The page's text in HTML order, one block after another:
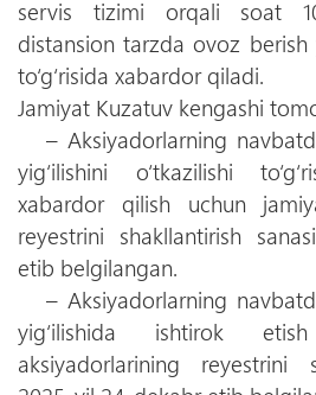
servis tizimi orqali soat
distansion tarzda ovoz berish
to‘g‘risida xabardor qiladi.
Jamiyat Kuzatuv kengashi
– Aksiyadorlarning
yig‘ilishini o‘tkazilishi
xabardor qilish uchun
reyestrini shakllantirish
etib belgilangan.
– Aksiyadorlarning
yig‘ilishida ishtirok
aksiyadorlarining reyestrini